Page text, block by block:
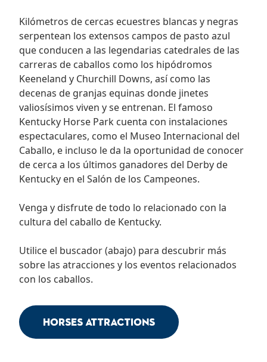
Kilómetros de cercas ecuestres blancas y negras
serpentean los extensos campos de pasto azul
que conducen a las legendarias catedrales de las
carreras de caballos como los hipódromos
Keeneland y Churchill Downs, así como las
decenas de granjas equinas donde jinetes
valiosísimos viven y se entrenan. El famoso
Kentucky Horse Park cuenta con instalaciones
espectaculares, como el Museo Internacional del
Caballo, e incluso le da la oportunidad de conocer
de cerca a los últimos ganadores del Derby de
Kentucky en el Salón de los Campeones.
Venga y disfrute de todo lo relacionado con la
cultura del caballo de Kentucky.
Utilice el buscador (abajo) para descubrir más
sobre las atracciones y los eventos relacionados
con los caballos.
Horses Attractions